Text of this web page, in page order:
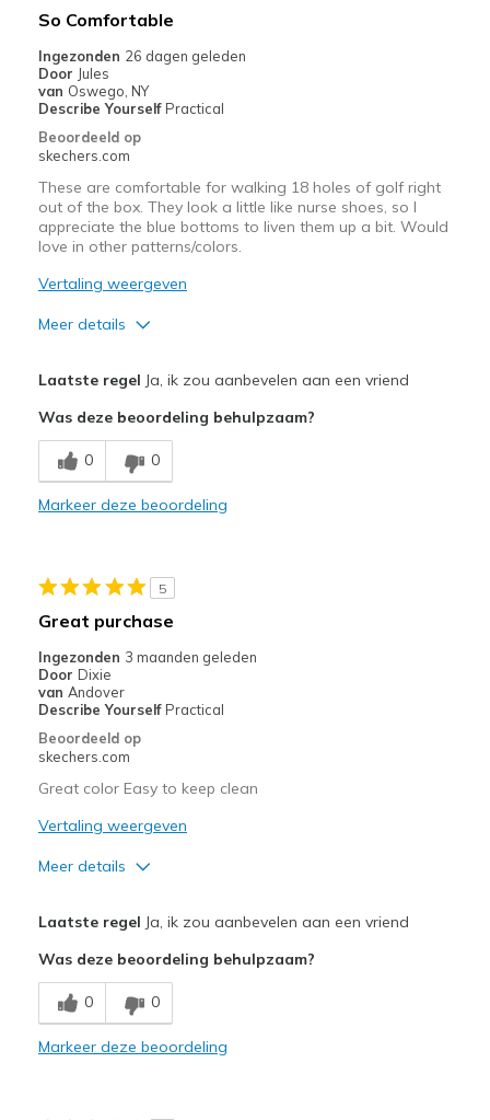
Sizing
So Comfortable
Ingezonden 26 dagen geleden
Door Jules
van Oswego, NY
Describe Yourself Practical
Beoordeeld op
skechers.com
These are comfortable for walking 18 holes of golf right
out of the box. They look a little like nurse shoes, so I
appreciate the blue bottoms to liven them up a bit. Would
love in other patterns/colors.
Vertaling weergeven
Meer details
Durable
Width
Sizing
Feels true to size
Laatste regel Ja, ik zou aanbevelen aan een vriend
Was deze beoordeling behulpzaam?
0 0
Markeer deze beoordeling
5
Great purchase
Ingezonden 3 maanden geleden
Door Dixie
van Andover
Describe Yourself Practical
Beoordeeld op
skechers.com
Great color Easy to keep clean
Vertaling weergeven
Meer details
Comfortable
Durable
Laatste regel Ja, ik zou aanbevelen aan een vriend
Was deze beoordeling behulpzaam?
0 0
Markeer deze beoordeling